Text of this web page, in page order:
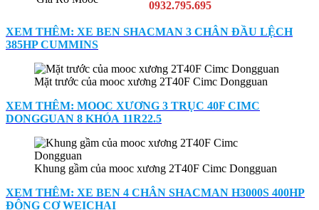
0932.795.695
XEM THÊM: XE BEN SHACMAN 3 CHÂN ĐẦU LỆCH
385HP CUMMINS
Mặt trước của mooc xương 2T40F Cimc Dongguan
XEM THÊM: MOOC XƯƠNG 3 TRỤC 40F CIMC
DONGGUAN 8 KHÓA 11R22.5
Khung gầm của mooc xương 2T40F Cimc Dongguan
XEM THÊM: XE BEN 4 CHÂN SHACMAN H3000S 400HP
ĐỘNG CƠ WEICHAI